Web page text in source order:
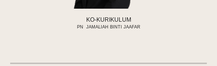
KO-KURIKULUM
PN JAMALIAH BINTI JAAFAR